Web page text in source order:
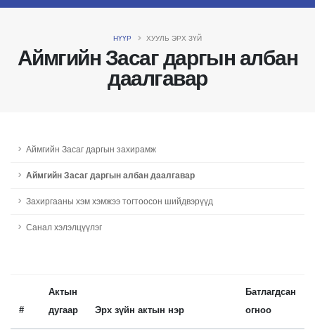
Аймгийн Засаг даргын албан
даалгавар
НҮҮР ХУУЛЬ ЭРХ ЗҮЙ
Аймгийн Засаг даргын захирамж
Аймгийн Засаг даргын албан даалгавар
Захиргааны хэм хэмжээ тогтоосон шийдвэрүүд
Санал хэлэлцүүлэг
#
Актын
дугаар
Эрх зүйн актын нэр
Батлагдсан
огноо